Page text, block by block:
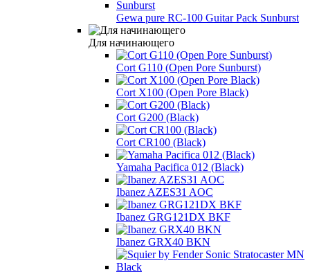
Gewa pure RC-100 Guitar Pack Sunburst
Для начинающего
Cort G110 (Open Pore Sunburst)
Cort X100 (Open Pore Black)
Cort G200 (Black)
Cort CR100 (Black)
Yamaha Pacifica 012 (Black)
Ibanez AZES31 AOC
Ibanez GRG121DX BKF
Ibanez GRX40 BKN